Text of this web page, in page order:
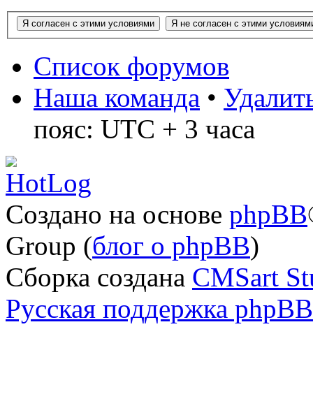
Список форумов
Наша команда •
пояс: UTC + 3 часа
Создано на основе phpBB
Group (блог о phpBB)
Сборка создана CMSart
Русская поддержка phpBB